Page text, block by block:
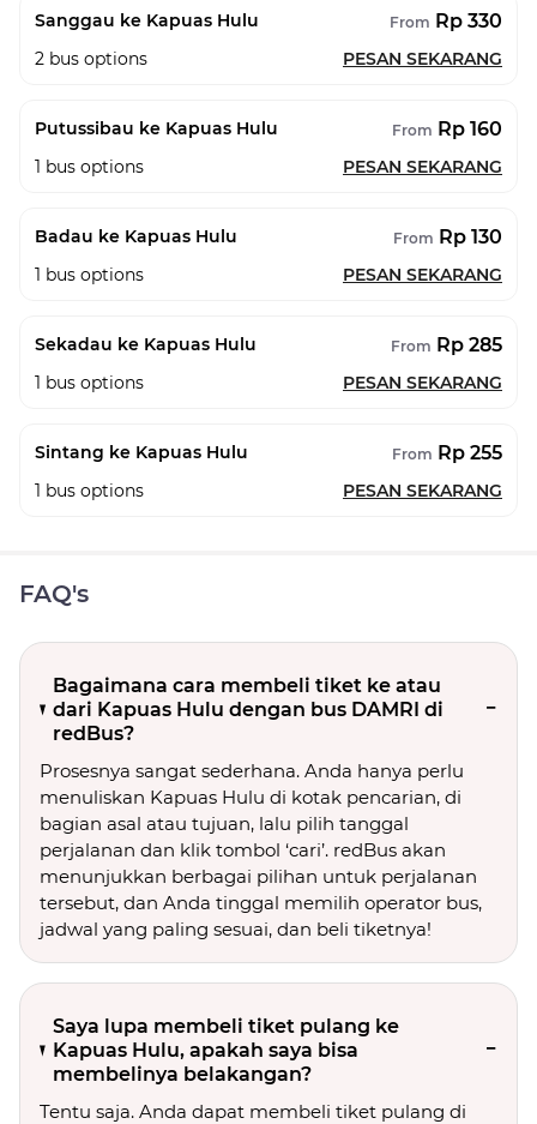
Sanggau ke Kapuas Hulu From Rp 330
2 bus options PESAN SEKARANG
Putussibau ke Kapuas Hulu From Rp 160
1 bus options PESAN SEKARANG
Badau ke Kapuas Hulu From Rp 130
1 bus options PESAN SEKARANG
Sekadau ke Kapuas Hulu From Rp 285
1 bus options PESAN SEKARANG
Sintang ke Kapuas Hulu From Rp 255
1 bus options PESAN SEKARANG
FAQ's
Bagaimana cara membeli tiket ke atau
dari Kapuas Hulu dengan bus DAMRI di
redBus?
Prosesnya sangat sederhana. Anda hanya perlu
menuliskan Kapuas Hulu di kotak pencarian, di
bagian asal atau tujuan, lalu pilih tanggal
perjalanan dan klik tombol ‘cari’. redBus akan
menunjukkan berbagai pilihan untuk perjalanan
tersebut, dan Anda tinggal memilih operator bus,
jadwal yang paling sesuai, dan beli tiketnya!
Saya lupa membeli tiket pulang ke
Kapuas Hulu, apakah saya bisa
membelinya belakangan?
Tentu saja. Anda dapat membeli tiket pulang di